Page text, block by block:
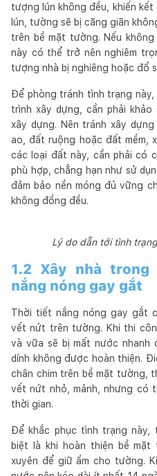
tượng lún không đều, khiến kết
lún, tường sẽ bị căng giãn
trên bề mặt tường. Nếu
này có thể trở nên nghiêm
tượng nhà bị nghiêng hoặc đổ
Để phòng tránh tình trạng
trình xây dựng, cần phải
xây dựng. Nên tránh xây
ao, đất ruộng hoặc đất mềm,
các loại đất này, cần phải có
phù hợp, chẳng hạn như sử
đảm bảo nền móng đủ vững
không đồng đều.
Lý do dẫn tới tình
1.2 Xây nhà
nắng nóng gay gắt
Thời tiết nắng nóng gay gắt
vết nứt trên tường. Khi thi
và vữa sẽ bị mất nước nhanh
dính không được hoàn thiện.
chân chim trên bề mặt tường,
vết nứt nhỏ, mảnh, nhưng có
thời gian.
Để khắc phục tình trạng này,
biệt là khi hoàn thiện bề
xuyên để giữ ẩm cho tường.